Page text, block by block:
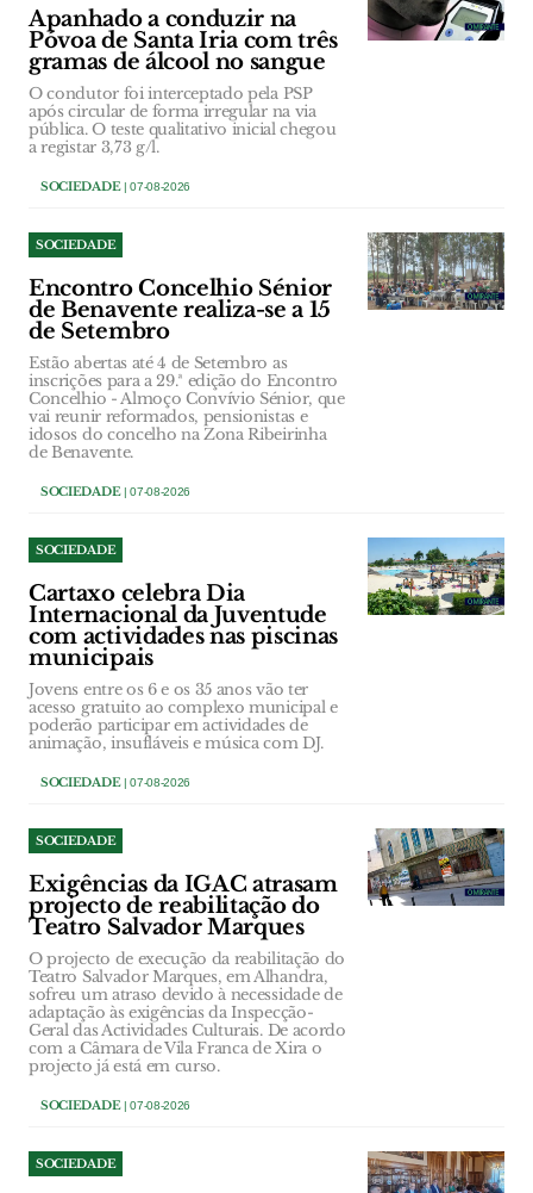
Apanhado a conduzir na
Póvoa de Santa Iria com três
gramas de álcool no sangue
O condutor foi interceptado pela PSP
após circular de forma irregular na via
pública. O teste qualitativo inicial chegou
a registar 3,73 g/l.
SOCIEDADE| 07-08-2026
SOCIEDADE
Encontro Concelhio Sénior
de Benavente realiza-se a 15
de Setembro
Estão abertas até 4 de Setembro as
inscrições para a 29.ª edição do Encontro
Concelhio - Almoço Convívio Sénior, que
vai reunir reformados, pensionistas e
idosos do concelho na Zona Ribeirinha
de Benavente.
SOCIEDADE| 07-08-2026
SOCIEDADE
Cartaxo celebra Dia
Internacional da Juventude
com actividades nas piscinas
municipais
Jovens entre os 6 e os 35 anos vão ter
acesso gratuito ao complexo municipal e
poderão participar em actividades de
animação, insufláveis e música com DJ.
SOCIEDADE| 07-08-2026
SOCIEDADE
Exigências da IGAC atrasam
projecto de reabilitação do
Teatro Salvador Marques
O projecto de execução da reabilitação do
Teatro Salvador Marques, em Alhandra,
sofreu um atraso devido à necessidade de
adaptação às exigências da Inspecção-
Geral das Actividades Culturais. De acordo
com a Câmara de Vila Franca de Xira o
projecto já está em curso.
SOCIEDADE| 07-08-2026
SOCIEDADE